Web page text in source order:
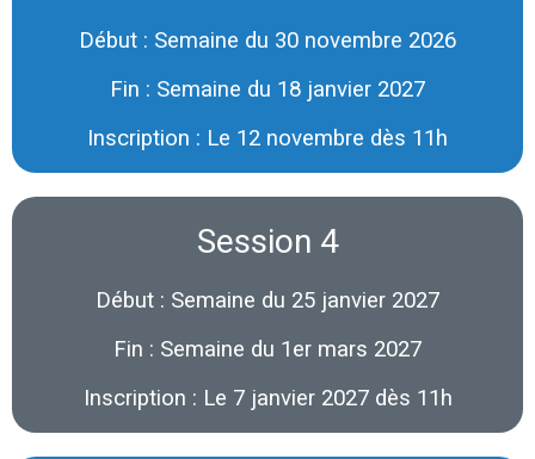
Début : Semaine du 30 novembre 2026
Fin : Semaine du 18 janvier 2027
Inscription : Le 12 novembre dès 11h
Session 4
Début : Semaine du 25 janvier 2027
Fin : Semaine du 1er mars 2027
Inscription : Le 7 janvier 2027 dès 11h